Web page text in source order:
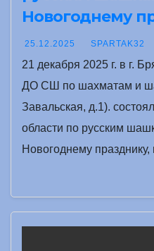
Новогоднему
25.12.2025 SPARTAK32
21 декабря 2025 г. в г.
ДО СШ по шахматам и
Завальская, д.1).
области по русским
Новогоднему